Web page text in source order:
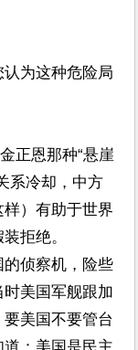
为这种危险局
正恩那种“悬崖
系冷却，中方
）有助于世界
拒绝。
侦察机，险些
美国军舰跟加
美国不要管台